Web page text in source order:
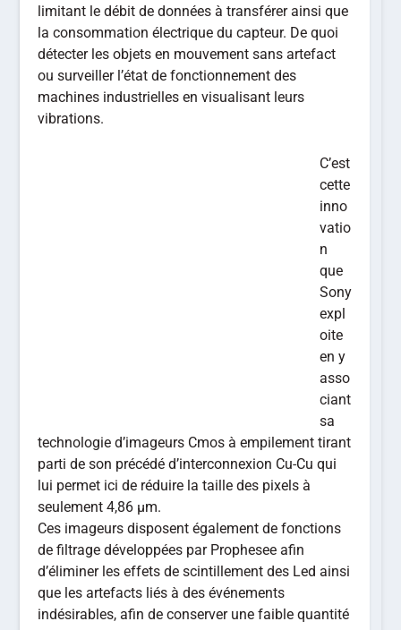
limitant le débit de données à transférer ainsi que
la consommation électrique du capteur. De quoi
détecter les objets en mouvement sans artefact
ou surveiller l’état de fonctionnement des
machines industrielles en visualisant leurs
vibrations.
C’est
cette
inno
vatio
n
que
Sony
expl
oite
en y
asso
ciant
sa
technologie d’imageurs Cmos à empilement tirant
parti de son précédé d’interconnexion Cu-Cu qui
lui permet ici de réduire la taille des pixels à
seulement 4,86 μm.
Ces imageurs disposent également de fonctions
de filtrage développées par Prophesee afin
d’éliminer les effets de scintillement des Led ainsi
que les artefacts liés à des événements
indésirables, afin de conserver une faible quantité